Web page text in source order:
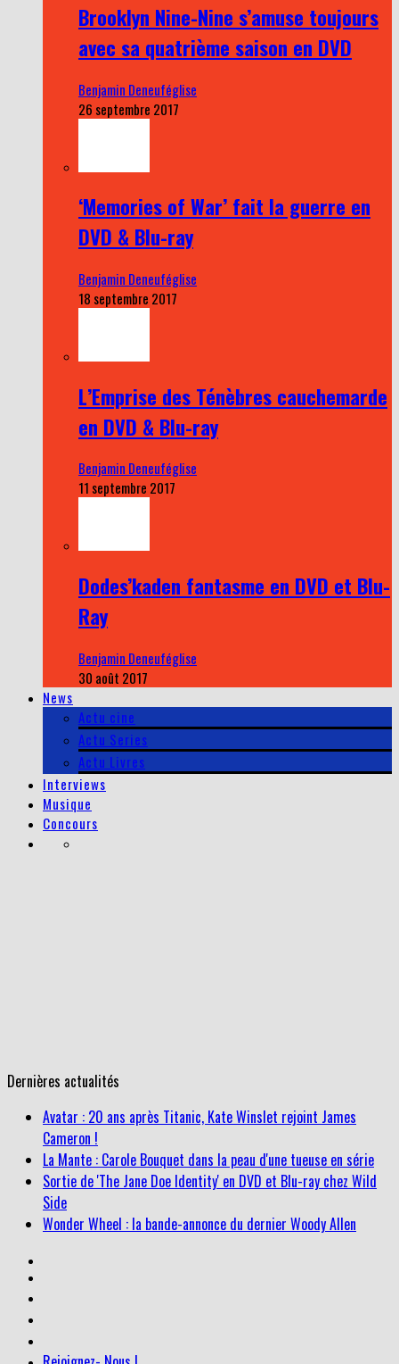
Brooklyn Nine-Nine s’amuse toujours
avec sa quatrième saison en DVD
Benjamin Deneuféglise
26 septembre 2017
‘Memories of War’ fait la guerre en
DVD & Blu-ray
Benjamin Deneuféglise
18 septembre 2017
L’Emprise des Ténèbres cauchemarde
en DVD & Blu-ray
Benjamin Deneuféglise
11 septembre 2017
Dodes’kaden fantasme en DVD et Blu-
Ray
Benjamin Deneuféglise
30 août 2017
News
Actu cine
Actu Series
Actu Livres
Interviews
Musique
Concours
Dernières actualités
Cameron !
La Mante : Carole Bouquet dans la peau d'une tueuse en série
Sortie de 'The Jane Doe Identity' en DVD et Blu-ray chez Wild
Side
Wonder Wheel : la bande-annonce du dernier Woody Allen